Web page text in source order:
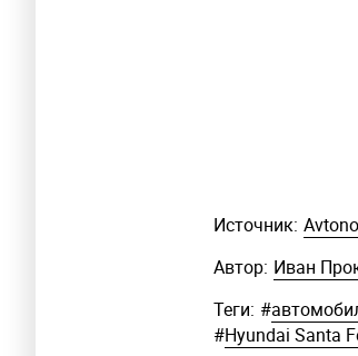
Источник:
Автор: Иван
Теги: #
#Hyundai Santa